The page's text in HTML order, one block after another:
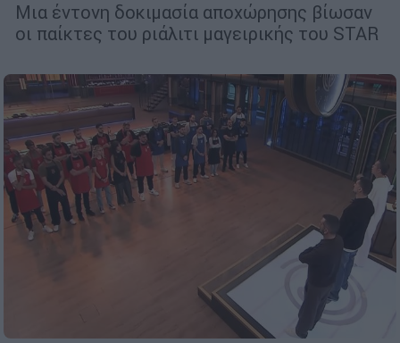
Μια έντονη δοκιμασία αποχώρησης βίωσαν
οι παίκτες του ριάλιτι μαγειρικής του STAR